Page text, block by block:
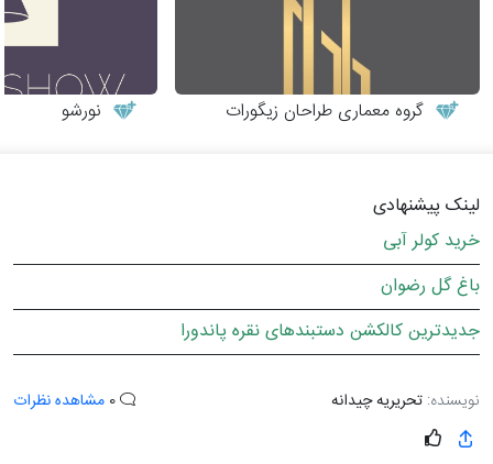
گروه معماری طراحان زیگورات نورشو
لینک پیشنهادی
خرید کولر آبی
باغ گل رضوان
جدیدترین کالکشن دستبندهای نقره پاندورا
نویسنده: تحریریه چیدانه مشاهده نظرات